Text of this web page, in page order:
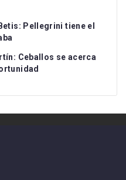
Pellegrini tiene el
Ceballos se acerca